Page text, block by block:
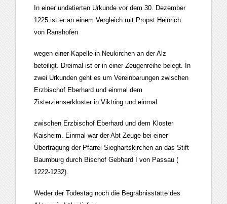
In einer undatierten Urkunde vor dem 30. Dezember
1225 ist er an einem Vergleich mit Propst Heinrich
von Ranshofen
wegen einer Kapelle in Neukirchen an der Alz
beteiligt. Dreimal ist er in einer Zeugenreihe belegt. In
zwei Urkunden geht es um Vereinbarungen zwischen
Erzbischof Eberhard und einmal dem
Zisterzienserkloster in Viktring und einmal
zwischen Erzbischof Eberhard und dem Kloster
Kaisheim. Einmal war der Abt Zeuge bei einer
Übertragung der Pfarrei Sieghartskirchen an das Stift
Baumburg durch Bischof Gebhard I von Passau (
1222-1232).
Weder der Todestag noch die Begräbnisstätte des